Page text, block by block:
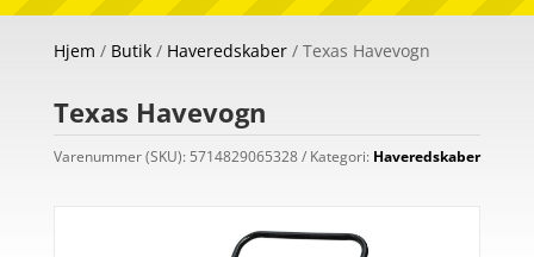
Hjem / Butik/ Haveredskaber/ Texas Havevogn
Texas Havevogn
Varenummer (SKU): 5714829065328 Kategori: Haveredskaber